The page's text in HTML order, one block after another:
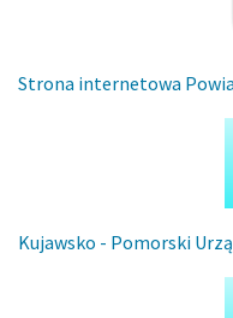
Strona internetowa
Kujawsko - Pomorski